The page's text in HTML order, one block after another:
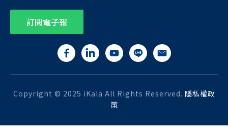
訂閱電子報
Copyright © 2025 iKala All Rights Reserved. 隱私權政
策